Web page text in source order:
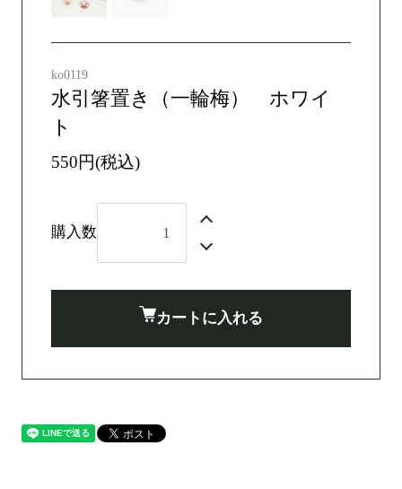
ko0119
水引箸置き（一輪梅） ホワイ
ト
550円(税込)
購入数
カートに入れる